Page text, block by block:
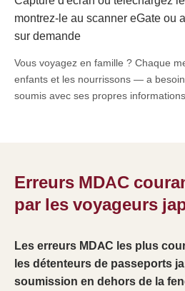
montrez-le au scanner eGate ou
sur demande
Vous voyagez en famille ? Chaque
enfants et les nourrissons — a
soumis avec ses propres
Erreurs MDAC
par les voyageurs
Les erreurs MDAC les plus
les détenteurs de passeports
soumission en dehors de la